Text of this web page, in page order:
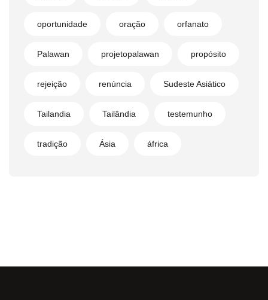
oportunidade oração orfanato
Palawan projetopalawan propósito
rejeição renúncia Sudeste Asiático
Tailandia Tailândia testemunho
tradição Ásia áfrica